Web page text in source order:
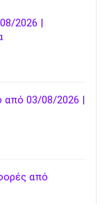
2026 |
από 03/08/2026 |
από